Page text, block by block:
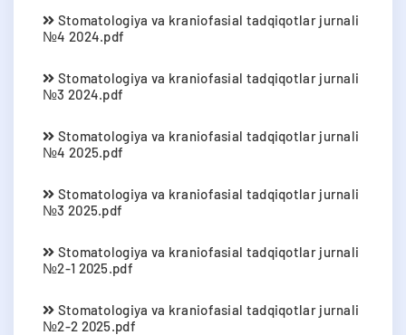
Stomatologiya va kraniofasial tadqiqotlar jurnali
№4 2024.pdf
Stomatologiya va kraniofasial tadqiqotlar jurnali
№3 2024.pdf
Stomatologiya va kraniofasial tadqiqotlar jurnali
№4 2025.pdf
Stomatologiya va kraniofasial tadqiqotlar jurnali
№3 2025.pdf
Stomatologiya va kraniofasial tadqiqotlar jurnali
№2-1 2025.pdf
Stomatologiya va kraniofasial tadqiqotlar jurnali
№2-2 2025.pdf